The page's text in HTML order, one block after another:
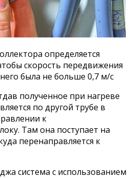
определяется
скорость передвижения
была не больше 0,7 м/с
полученное при нагреве
по другой трубе в
к
Там она поступает на
перенаправляется к
система с использованием